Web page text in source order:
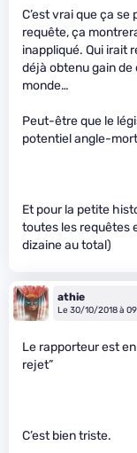
C’est vrai que ça se
requête, ça
inappliqué. Qui irait
déjà obtenu gain de
monde…
Peut-être que le
potentiel angle-
Et pour la petite
toutes les requêtes
dizaine au total)
athie
Le 30/10/2018 à
Le rapporteur est
rejet”
C’est bien triste.